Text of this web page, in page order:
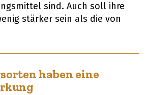
sind. Auch soll ihre
stärker sein als die von
haben eine